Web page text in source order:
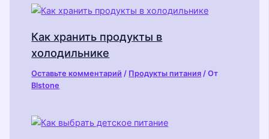
Как хранить продукты в
холодильнике
Оставьте комментарий / Продукты питания / От
Blstone